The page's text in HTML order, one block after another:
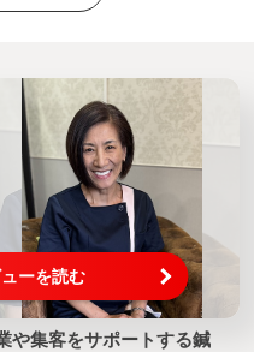
ーを読む
や集客をサポートする鍼